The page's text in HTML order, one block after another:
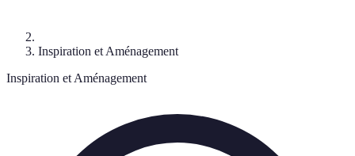
Inspiration et Aménagement
Inspiration et Aménagement